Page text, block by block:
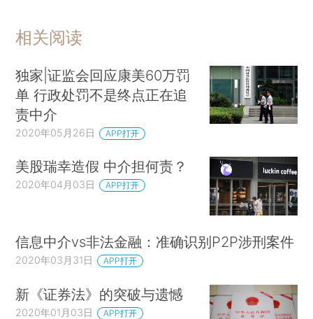
相关阅读
独家|证监会回应康美60万罚
单 行政处罚不是终点正在追
责中介
2020年05月26日 APP打开
美股瑞幸造假 中介担何责？
2020年04月03日 APP打开
信息中介vs非法金融：准确识别P2P涉刑案件
2020年03月31日 APP打开
新《证券法》的突破与遗憾
2020年01月03日 APP打开